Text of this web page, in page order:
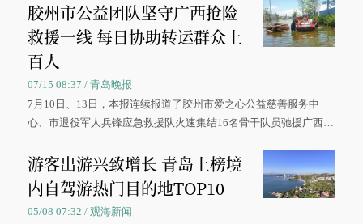
胶州市公益团队坚守广西抢险
救援一线 每日协助转运群众上
百人
07/15 08:37 / 青岛晚报
7月10日、13日，本报连续报道了胶州市爱之心公益慈善服务中
心、市退役军人兵锋应急救援队火速集结16名骨干队员驰援广西灾
游客出游兴致增长 青岛上榜境
内自驾游热门目的地TOP10
05/08 07:32 / 观海新闻